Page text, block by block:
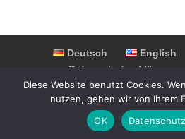
Deutsch English
Datenschutzerklärung
Partner &
© 2025 Switzerland Highlights.
Diese Website benutzt Cookies.
nutzen, gehen wir von Ihrem
OK